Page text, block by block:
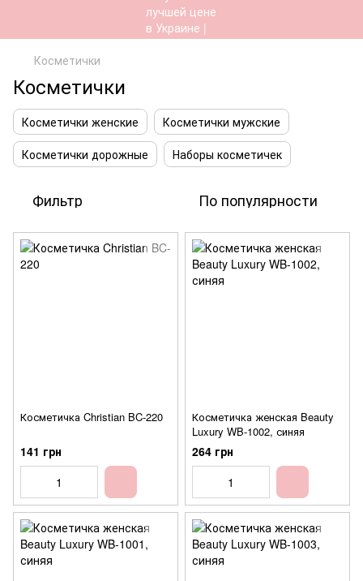
Косметички
Косметички
Косметички женские
Косметички мужские
Косметички дорожные
Наборы косметичек
Фильтр По популярности
Косметичка Christian BC-220
141 грн
Косметичка женская Beauty
Luxury WB-1002, синяя
264 грн